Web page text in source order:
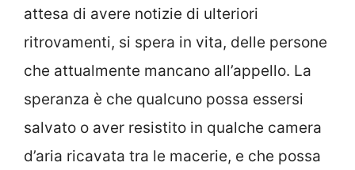
attesa di avere notizie di ulteriori
ritrovamenti, si spera in vita, delle persone
che attualmente mancano all’appello. La
speranza è che qualcuno possa essersi
salvato o aver resistito in qualche camera
d’aria ricavata tra le macerie, e che possa